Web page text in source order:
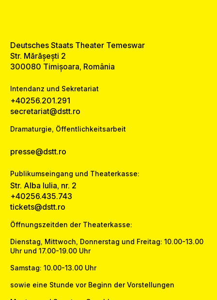
Deutsches Staats Theater Temeswar
Str. Mărășești 2
300080 Timișoara, România
Intendanz und Sekretariat
+40256.201.291
secretariat@dstt.ro
Dramaturgie, Öffentlichkeitsarbeit
presse@dstt.ro
Publikumseingang und Theaterkasse:
Str. Alba Iulia, nr. 2
+40256.435.743
tickets@dstt.ro
Öffnungszeitden der Theaterkasse:
Dienstag, Mittwoch, Donnerstag und Freitag: 10.00-13.00
Uhr und 17.00-19.00 Uhr
Samstag: 10.00-13.00 Uhr
sowie eine Stunde vor Beginn der Vorstellungen